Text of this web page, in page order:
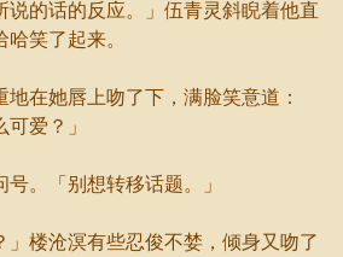
的话的反应。」伍青灵斜睨着他直
笑了起来。
在她唇上吻了下，满脸笑意道：
可爱？」
。「别想转移话题。」
楼沧溟有些忍俊不婪，倾身又吻了